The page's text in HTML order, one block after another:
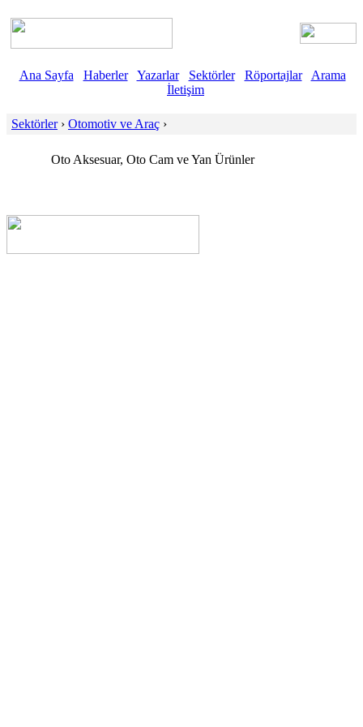
Ana Sayfa Haberler Yazarlar Sektörler Röportajlar
Arama
İletişim
Sektörler› Otomotiv ve Araç ›
Oto Aksesuar, Oto Cam ve Yan Ürünler